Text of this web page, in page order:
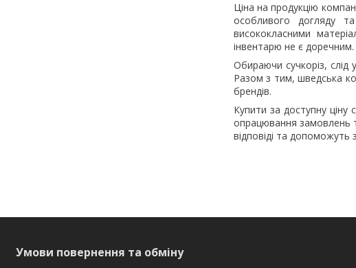
Ціна на продукцію
особливого догляду
висококласними
інвентарю не є доречним.
Обираючи сучкоріз,
Разом з тим, шведська
брендів.
Купити за доступну
опрацювання замовлень
відповіді та допоможуть
Умови повернення та обміну